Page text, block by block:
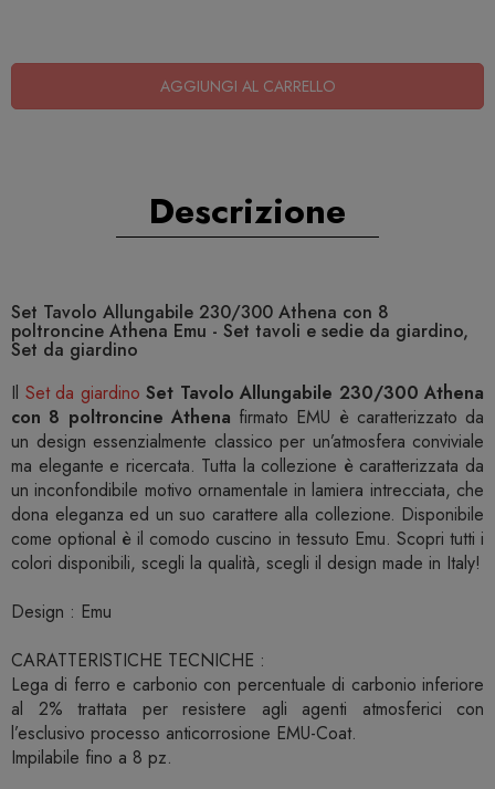
AGGIUNGI AL CARRELLO
Descrizione
Set Tavolo Allungabile 230/300 Athena con 8
poltroncine Athena Emu - Set tavoli e sedie da giardino,
Set da giardino
Il Set da giardino Set Tavolo Allungabile 230/300 Athena
con 8 poltroncine Athena firmato EMU è caratterizzato da
un design essenzialmente classico per un’atmosfera conviviale
ma elegante e ricercata. Tutta la collezione è caratterizzata da
un inconfondibile motivo ornamentale in lamiera intrecciata, che
dona eleganza ed un suo carattere alla collezione. Disponibile
come optional è il comodo cuscino in tessuto Emu. Scopri tutti i
colori disponibili, scegli la qualità, scegli il design made in Italy!
Design : Emu
CARATTERISTICHE TECNICHE :
Lega di ferro e carbonio con percentuale di carbonio inferiore
al 2% trattata per resistere agli agenti atmosferici con
l’esclusivo processo anticorrosione EMU-Coat.
Impilabile fino a 8 pz.